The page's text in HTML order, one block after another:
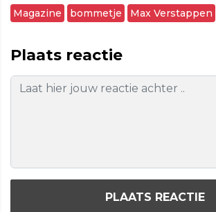
Magazine bommetje Max Verstappen
Plaats reactie
PLAATS REACTIE